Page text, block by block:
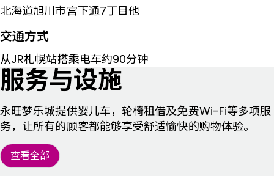
北海道旭川市宫下通7丁目他
交通方式
从JR札幌站搭乘电车约90分钟
服务与设施
永旺梦乐城提供婴儿车，轮椅租借及免费Wi-Fi等多项服
务，让所有的顾客都能够享受舒适愉快的购物体验。
查看全部